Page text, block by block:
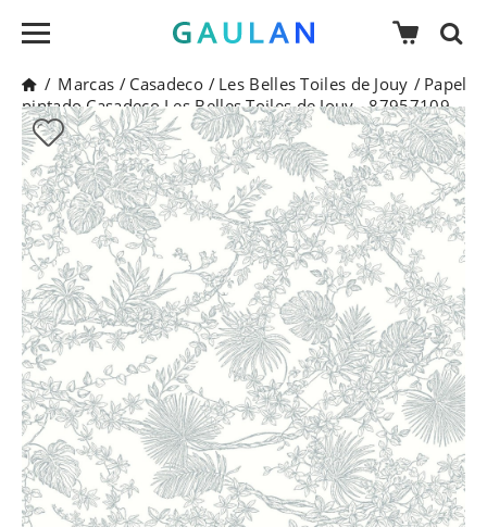
/ Marcas / Casadeco / Les Belles Toiles de Jouy / Papel
pintado Casadeco Les Belles Toiles de Jouy - 87957109